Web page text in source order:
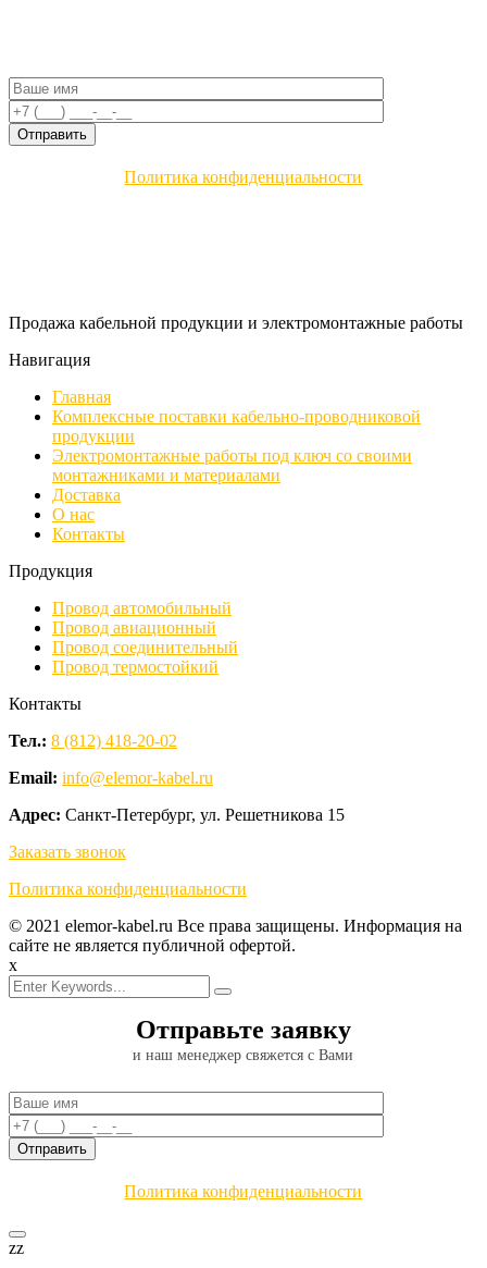
Политика конфиденциальности
Продажа кабельной продукции и электромонтажные работы
Навигация
Главная
Комплексные поставки кабельно-проводниковой
продукции
Электромонтажные работы под ключ со своими
монтажниками и материалами
Доставка
О нас
Контакты
Продукция
Провод автомобильный
Провод авиационный
Провод соединительный
Провод термостойкий
Контакты
Тел.: 8 (812) 418-20-02
Email: info@elemor-kabel.ru
Адрес: Санкт-Петербург, ул. Решетникова 15
Заказать звонок
Политика конфиденциальности
© 2021 elemor-kabel.ru Все права защищены. Информация на
сайте не является публичной офертой.
x
Отправьте заявку
и наш менеджер свяжется с Вами
Политика конфиденциальности
zz